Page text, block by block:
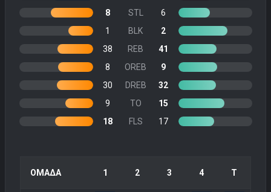
8
STL
6
1
BLK
2
38
REB
41
8
OREB
9
30
DREB
32
9
TO
15
18
FLS 17
ΟΜΑΔΑ 1 2 3 4 Τ